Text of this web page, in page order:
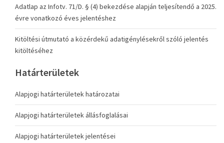
Adatlap az Infotv. 71/D. § (4) bekezdése alapján teljesítendő a 2025.
évre vonatkozó éves jelentéshez
Kitöltési útmutató a közérdekű adatigénylésekről szóló jelentés
kitöltéséhez
Határterületek
Alapjogi határterületek határozatai
Alapjogi határterületek állásfoglalásai
Alapjogi határterületek jelentései